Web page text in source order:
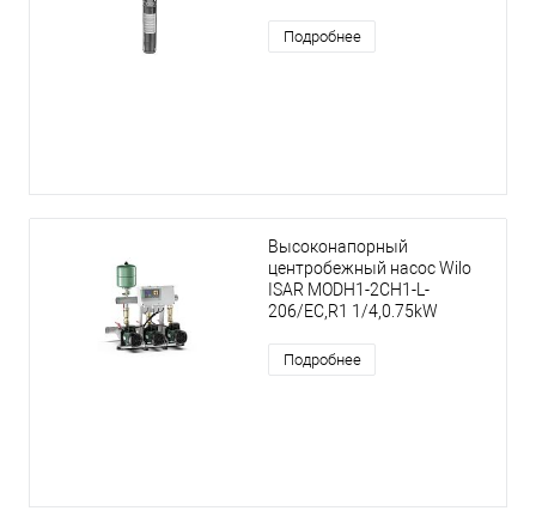
Подробнее
Высоконапорный
центробежный насос Wilo
ISAR MODH1-2CH1-L-
206/EC,R1 1/4,0.75kW
Подробнее